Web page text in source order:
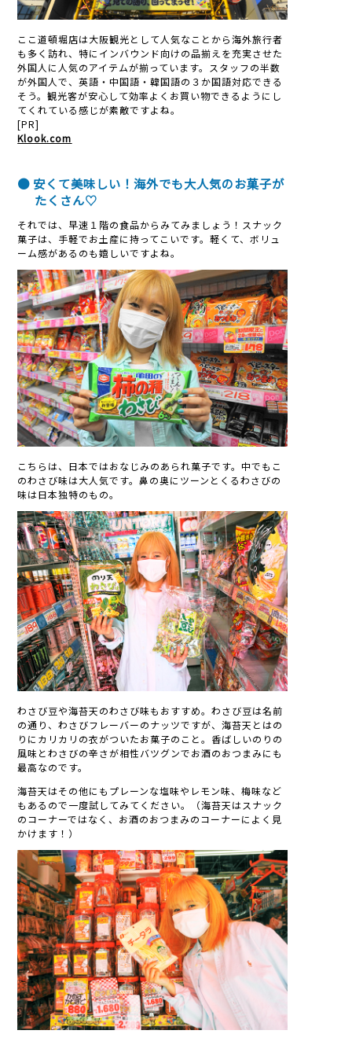
ここ道頓堀店は大阪観光として人気なことから海外旅行者
も多く訪れ、特にインバウンド向けの品揃えを充実させた
外国人に人気のアイテムが揃っています。スタッフの半数
が外国人で、英語・中国語・韓国語の３か国語対応できる
そう。観光客が安心して効率よくお買い物できるようにし
てくれている感じが素敵ですよね。
[PR]
Klook.com
● 安くて美味しい！海外でも大人気のお菓子が
たくさん♡
それでは、早速１階の食品からみてみましょう！スナック
菓子は、手軽でお土産に持ってこいです。軽くて、ボリュ
ーム感があるのも嬉しいですよね。
こちらは、日本ではおなじみのあられ菓子です。中でもこ
のわさび味は大人気です。鼻の奥にツーンとくるわさびの
味は日本独特のもの。
わさび豆や海苔天のわさび味もおすすめ。わさび豆は名前
の通り、わさびフレーバーのナッツですが、海苔天とはの
りにカリカリの衣がついたお菓子のこと。香ばしいのりの
風味とわさびの辛さが相性バツグンでお酒のおつまみにも
最高なのです。
海苔天はその他にもプレーンな塩味やレモン味、梅味など
もあるので一度試してみてください。（海苔天はスナック
のコーナーではなく、お酒のおつまみのコーナーによく見
かけます！）